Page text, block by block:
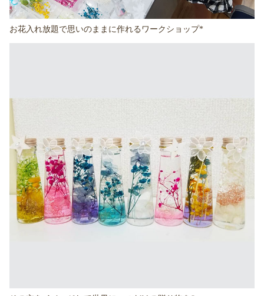
お花入れ放題で思いのままに作れるワークショップ*